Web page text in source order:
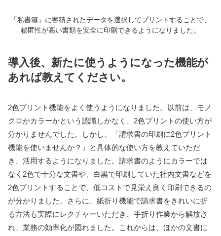
「私書箱」に蓄積されたデータを選択してプリントすることで、
秘匿性が高い書類を安全に印刷できるようになりました。
導入後、新たに使うようになった機能が
あれば教えてください。
2色プリント機能をよく使うようになりました。以前は、モノ
クロかカラーかという認識しかなく、2色プリントの使い方が
分かりませんでした。しかし、「請求書の印刷に2色プリント
機能を使いませんか？」と具体的な使い方を教えていただ
き、活用するようになりました。請求書のようにカラーでは
なく2色で十分な文書や、白黒で印刷していた社内文書などを
2色プリントすることで、低コストで見栄え良く印刷できるの
が分かりました。さらに、紙折り機能で請求書をきれいに折
る方法も実際にレクチャーいただき、手折り作業から解放さ
れ、業務の効率化が図れました。これからは、ほかの文書に